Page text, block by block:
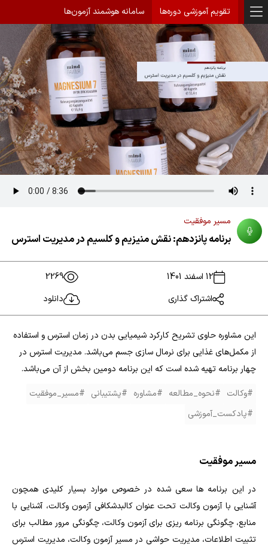
تقویم آموزشی دوره‌ها سامانه هوشمند آزمون‌ها
برنامه پانزدهم: نقش منیزیم و کلسیم در مدیریت استرس
مسیر موفقیت
12 اسفند 1401
2269
اشتراک گذاری
دانلود
این مشاوره حاوی تشریح کارکرد شیمیایی بدن در زمان استرس و استفاده
از مکمل‌های غذایی برای نرمال سازی جسم می‌باشد. مدیریت استرس در
چهار برنامه تهیه شده است که این برنامه دومین بخش از آن می‌باشد.
#وکالت #نحوه_مطالعه #مشاوره #پشتیبانی #مسیر_موفقیت
#پادکست_آموزشی
مسیر موفقیت
در این برنامه ها سعی شده در خصوص موارد بسیار کلیدی همچون
آشنایی با آزمون وکالت تحت عنوان کالبدشکافی آزمون وکالت، آشنایی با
منابع، چگونگی برنامه ریزی برای آزمون وکالت، چگونگی مرور مطالب برای
تثبیت اطلاعات، مدیریت حواشی در مسیر آزمون وکالت، مدیریت استرس